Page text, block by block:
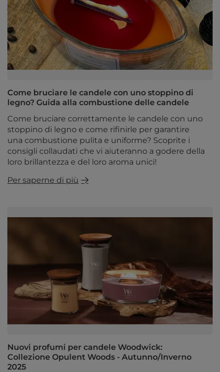
Come bruciare le candele con uno stoppino di
legno? Guida alla combustione delle candele
Come bruciare correttamente le candele con uno
stoppino di legno e come rifinirle per garantire
una combustione pulita e uniforme? Scoprite i
consigli collaudati che vi aiuteranno a godere della
loro brillantezza e del loro aroma unici!
Per saperne di più
Nuovi profumi per candele Woodwick:
Collezione Opulent Woods - Autunno/Inverno
2025